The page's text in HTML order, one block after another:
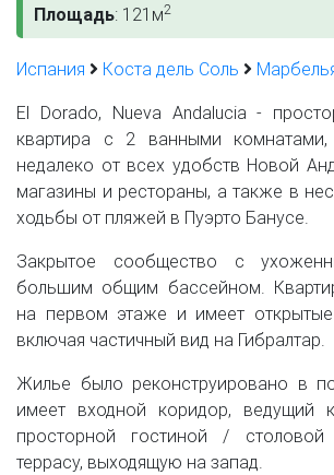
Площадь: 121м2
Испания Коста дель Соль
El Dorado, Nueva Andalucia -
квартира с 2 ванными комнатами,
недалеко от всех удобств Новой
магазины и рестораны, а также в
ходьбы от пляжей в Пуэрто Банусе.
Закрытое сообщество с
большим общим бассейном.
на первом этаже и имеет
включая частичный вид на Гибралтар.
Жилье было реконструировано в
имеет входной коридор, ведущий
просторной гостиной /
террасу, выходящую на запад.